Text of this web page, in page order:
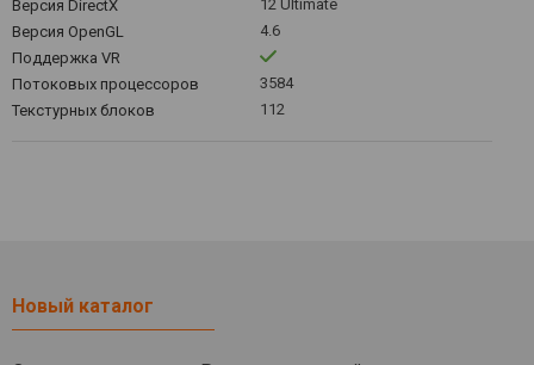
Версия DirectX
12 Ultimate
Версия OpenGL
4.6
Поддержка VR
Потоковых процессоров
3584
Текстурных блоков
112
Новый каталог